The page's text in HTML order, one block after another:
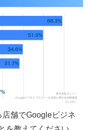
舗でGoogleビジネ
を教えてください。